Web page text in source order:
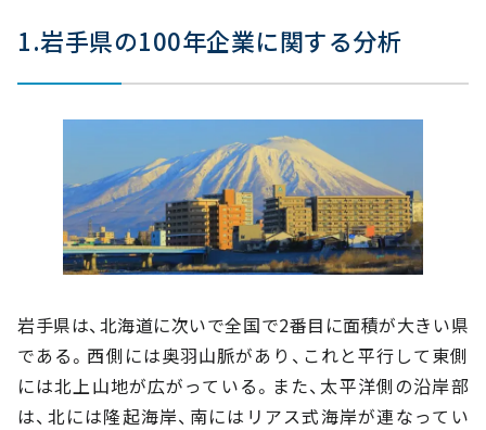
1.岩手県の100年企業に関する分析
岩手県は、北海道に次いで全国で2番目に面積が大きい県
である。西側には奥羽山脈があり、これと平行して東側
には北上山地が広がっている。また、太平洋側の沿岸部
は、北には隆起海岸、南にはリアス式海岸が連なってい